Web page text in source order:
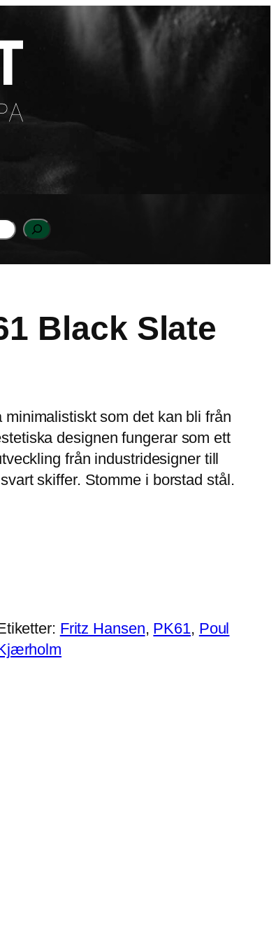
Black Slate
som det kan bli från
designen fungerar som ett
från industridesigner till
skiffer. Stomme i borstad stål.
Fritz Hansen, PK61, Poul